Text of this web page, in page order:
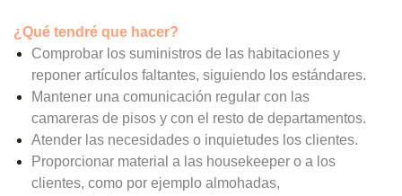
¿Qué tendré que hacer?
Comprobar los suministros de las habitaciones y
reponer artículos faltantes, siguiendo los estándares.
Mantener una comunicación regular con las
camareras de pisos y con el resto de departamentos.
Atender las necesidades o inquietudes los clientes.
Proporcionar material a las housekeeper o a los
clientes, como por ejemplo almohadas,